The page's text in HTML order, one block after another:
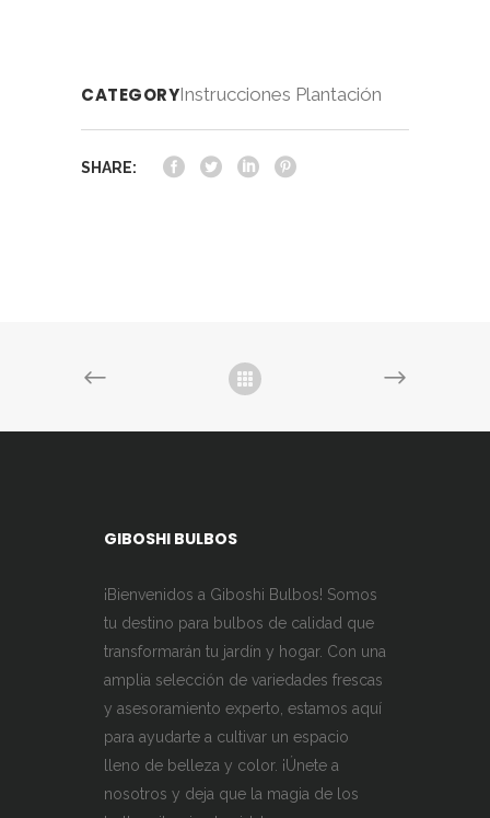
CATEGORYInstrucciones Plantación
SHARE:
GIBOSHI BULBOS
¡Bienvenidos a Giboshi Bulbos! Somos
tu destino para bulbos de calidad que
transformarán tu jardín y hogar. Con una
amplia selección de variedades frescas
y asesoramiento experto, estamos aquí
para ayudarte a cultivar un espacio
lleno de belleza y color. ¡Únete a
nosotros y deja que la magia de los